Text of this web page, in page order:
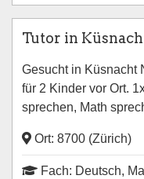
Tutor in
Gesucht in Küsnacht
für 2 Kinder vor Ort.
sprechen, Math
Ort: 8700 (Zürich)
Fach: Deutsch,